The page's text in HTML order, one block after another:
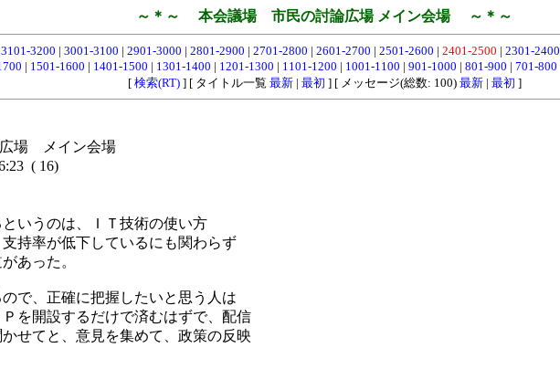
～＊～ 本会議場 市民の討論広場 メイン会場 ～＊～
3101-3200 | 3001-3100 | 2901-3000 | 2801-2900 | 2701-2800 | 2601-2700 | 2501-2600 | 2401-2500 | 2301-2400
| 1501-1600 | 1401-1500 | 1301-1400 | 1201-1300 | 1101-1200 | 1001-1100 | 901-1000 | 801-900 | 701-800
[ 検索(RT)] [ タイトル一覧 最新| 最初 ] [ メッセージ(総数: 100) 最新| 最初 ]
場 メイン会場
( 16)
いうのは、ＩＴ技術の使い方
持率が低下しているにも関わらず
あった。
で、正確に把握したいと思う人は
を開設するだけで済むはずで、配信
せてと、意見を集めて、政策の反映